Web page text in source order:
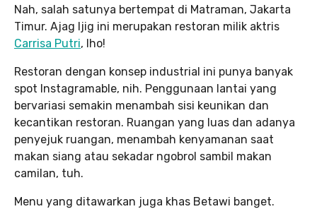
Nah, salah satunya bertempat di Matraman, Jakarta
Timur. Ajag Ijig ini merupakan restoran milik aktris
Carrisa Putri, lho!
Restoran dengan konsep industrial ini punya banyak
spot Instagramable, nih. Penggunaan lantai yang
bervariasi semakin menambah sisi keunikan dan
kecantikan restoran. Ruangan yang luas dan adanya
penyejuk ruangan, menambah kenyamanan saat
makan siang atau sekadar ngobrol sambil makan
camilan, tuh.
Menu yang ditawarkan juga khas Betawi banget.